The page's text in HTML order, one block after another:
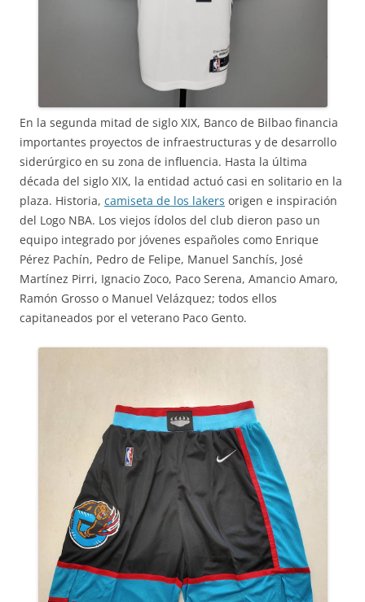
En la segunda mitad de siglo XIX, Banco de Bilbao financia
importantes proyectos de infraestructuras y de desarrollo
siderúrgico en su zona de influencia. Hasta la última
década del siglo XIX, la entidad actuó casi en solitario en la
plaza. Historia, camiseta de los lakers origen e inspiración
del Logo NBA. Los viejos ídolos del club dieron paso un
equipo integrado por jóvenes españoles como Enrique
Pérez Pachín, Pedro de Felipe, Manuel Sanchís, José
Martínez Pirri, Ignacio Zoco, Paco Serena, Amancio Amaro,
Ramón Grosso o Manuel Velázquez; todos ellos
capitaneados por el veterano Paco Gento.